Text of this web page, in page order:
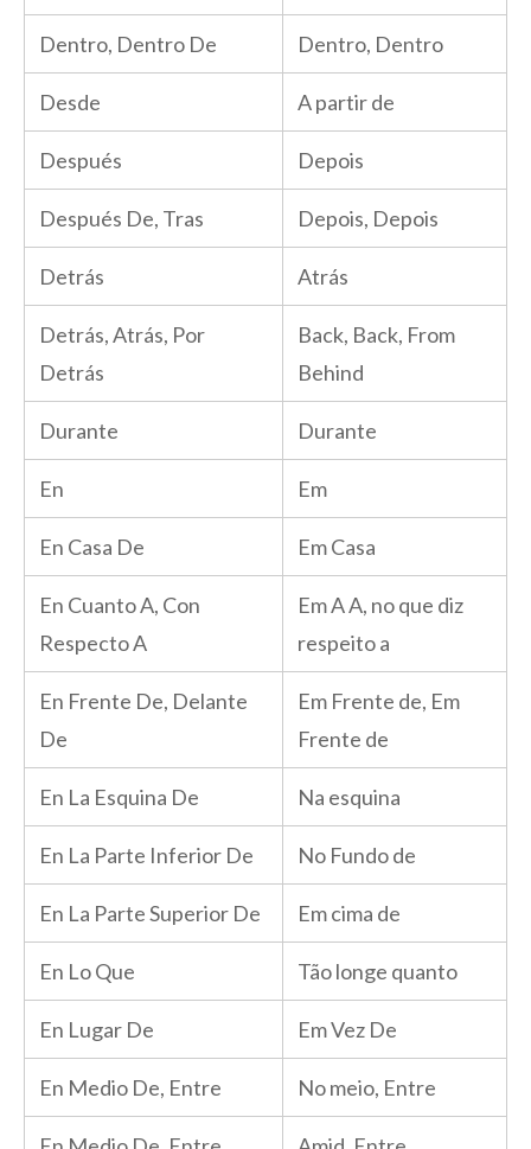
Dentro, Dentro De Dentro, Dentro
Desde A partir de
Después Depois
Después De, Tras Depois, Depois
Detrás Atrás
Detrás, Atrás, Por
Detrás
Back, Back, From
Behind
Durante Durante
En Em
En Casa De Em Casa
En Cuanto A, Con
Respecto A
Em A A, no que diz
respeito a
En Frente De, Delante
De
Em Frente de, Em
Frente de
En La Esquina De Na esquina
En La Parte Inferior De No Fundo de
En La Parte Superior De Em cima de
En Lo Que Tão longe quanto
En Lugar De Em Vez De
En Medio De, Entre No meio, Entre